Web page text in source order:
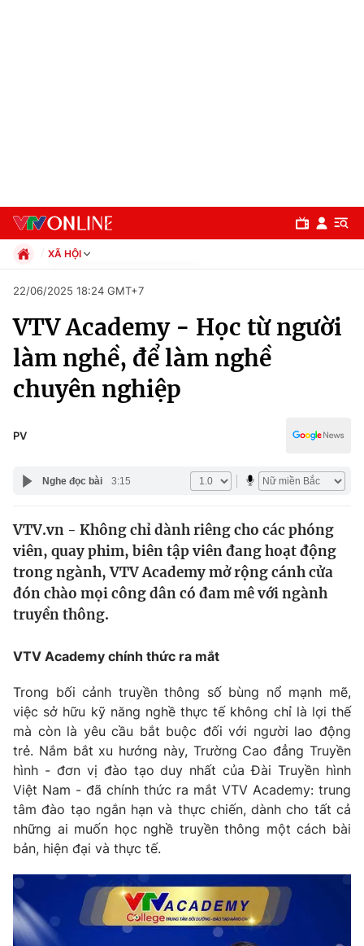
Chuyên mục
Chính trị
Thế giới
Tin tức
Thế giới đó đây
Câu chuyện quốc tế
Kinh tế
Góc doanh nghiệp
Dữ liệu và đời sống
Truyền hình
Phim VTV
Hậu trường
Nhân vật
Khán giả
Giải trí
Điện ảnh
Âm nhạc
Sao
Đời sống
Du lịch
Làm đẹp
Chất lượng cuộc sống
Giáo dục
Tuyển sinh
Học trực tuyến
Công nghệ
Hitech Công nghệ tương lai
Giao lưu trực tuyến
XÃ HỘI
Xã hội
Pháp luật
Thể thao
Truyền hình
Văn hóa - Giải trí
Giáo dục
22/06/2025 18:24 GMT+7
VTV Academy - Học từ người
làm nghề, để làm nghề
chuyên nghiệp
PV
Nghe đọc bài 3:15
VTV.vn - Không chỉ dành riêng cho các phóng
viên, quay phim, biên tập viên đang hoạt động
trong ngành, VTV Academy mở rộng cánh cửa
đón chào mọi công dân có đam mê với ngành
truyền thông.
VTV Academy chính thức ra mắt
Trong bối cảnh truyền thông số bùng nổ mạnh mẽ,
việc sở hữu kỹ năng nghề thực tế không chỉ là lợi thế
mà còn là yêu cầu bắt buộc đối với người lao động
trẻ. Nắm bắt xu hướng này, Trường Cao đẳng Truyền
hình - đơn vị đào tạo duy nhất của Đài Truyền hình
Việt Nam - đã chính thức ra mắt VTV Academy: trung
tâm đào tạo ngắn hạn và thực chiến, dành cho tất cả
những ai muốn học nghề truyền thông một cách bài
bản, hiện đại và thực tế.